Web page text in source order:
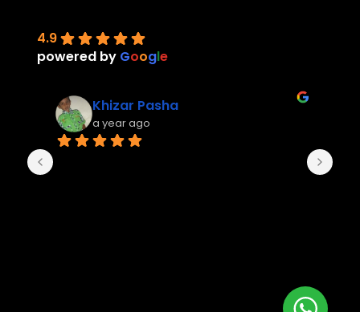
4.9
powered by Google
Khizar Pasha
a year ago